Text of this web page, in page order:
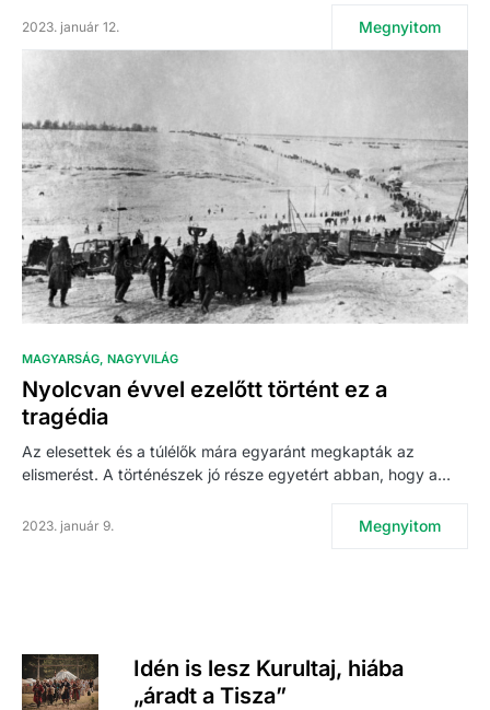
2023. január 12. Megnyitom
MAGYARSÁG NAGYVILÁG
Nyolcvan évvel ezelőtt történt ez a
tragédia
Az elesettek és a túlélők mára egyaránt megkapták az
elismerést. A történészek jó része egyetért abban, hogy a…
2023. január 9. Megnyitom
Idén is lesz Kurultaj, hiába
„áradt a Tisza”